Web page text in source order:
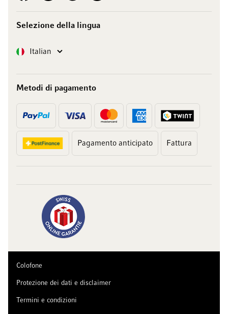
Selezione della lingua
Lingua Italian
Metodi di pagamento
Pagamento anticipato Fattura
Colofone
Protezione dei dati e disclaimer
Termini e condizioni